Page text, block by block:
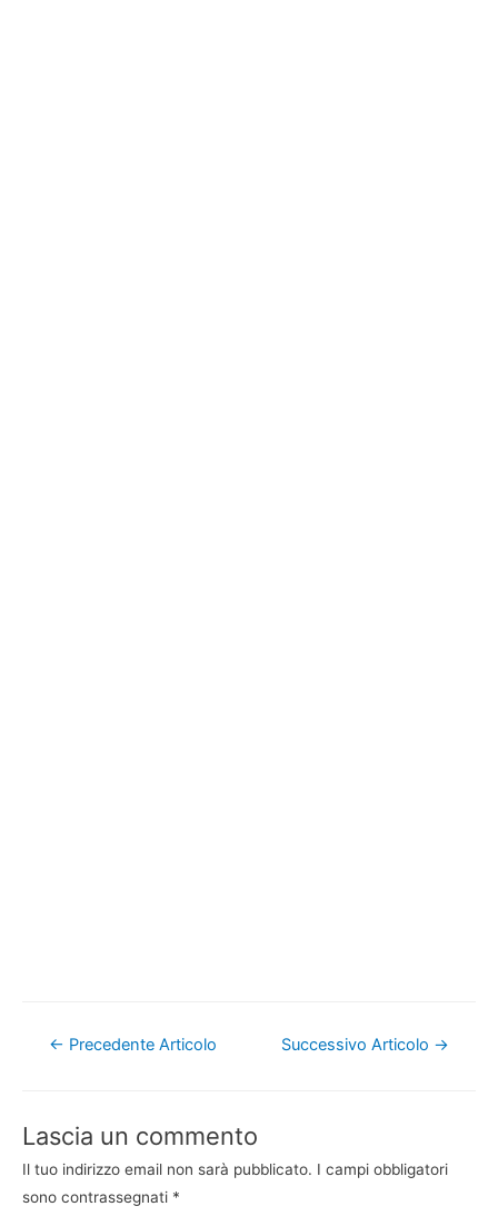
Navigazione
← Precedente Articolo Successivo Articolo →
Lascia un commento
Il tuo indirizzo email non sarà pubblicato. I campi obbligatori
sono contrassegnati *